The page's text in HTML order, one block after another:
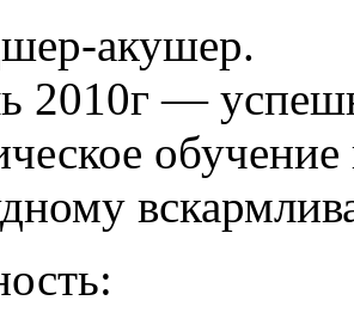
акушер.
2010г —